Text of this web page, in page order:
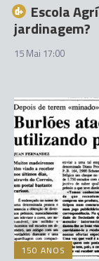
Escola
jardinagem?
15 Mai 17:00
150 ANOS